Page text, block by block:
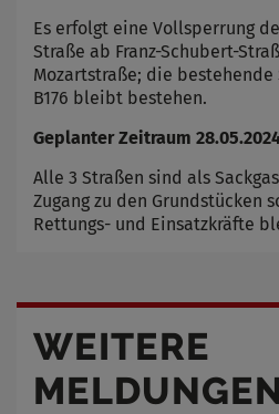
Es erfolgt eine Vollsperrung
Straße ab Franz-Schubert-
Mozartstraße; die bestehende
B176 bleibt bestehen.
Geplanter Zeitraum
Alle 3 Straßen sind als
Zugang zu den Grundstücken
Rettungs- und Einsatzkräfte
WEITERE